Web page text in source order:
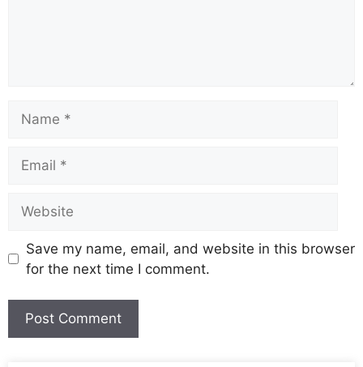
Save my name, email, and website in this browser
for the next time I comment.